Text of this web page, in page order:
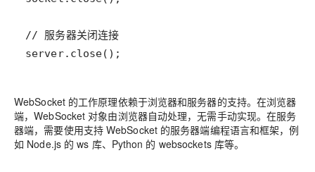
WebSocket 的工作原理依赖于浏览器和服务器的支持。在浏览器
端，WebSocket 对象由浏览器自动处理，无需手动实现。在服务
器端，需要使用支持 WebSocket 的服务器端编程语言和框架，例
如 Node.js 的 ws 库、Python 的 websockets 库等。